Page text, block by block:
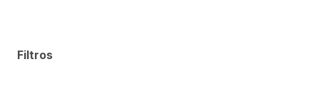
Filtros